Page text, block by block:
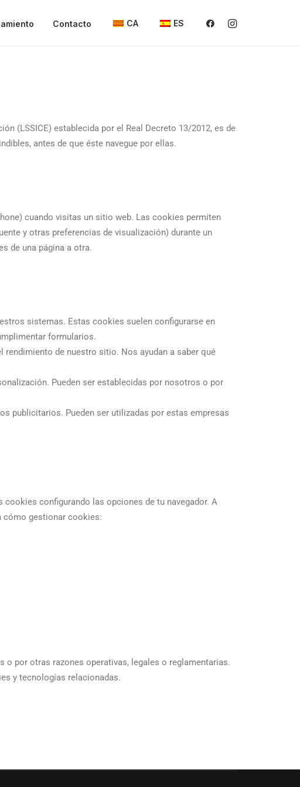
Contacto CA ES
(LSSICE) establecida por el Real Decreto 13/2012, es de
antes de que éste navegue por ellas.
cuando visitas un sitio web. Las cookies permiten
y otras preferencias de visualización) durante un
de una página a otra.
sistemas. Estas cookies suelen configurarse en
formularios.
de nuestro sitio. Nos ayudan a saber qué
Pueden ser establecidas por nosotros o por
publicitarios. Pueden ser utilizadas por estas empresas
configurando las opciones de tu navegador. A
cómo gestionar cookies:
por otras razones operativas, legales o reglamentarias.
y tecnologías relacionadas.